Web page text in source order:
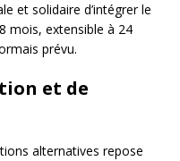
et solidaire d’intégrer le
mois, extensible à 24
prévu.
et de
alternatives repose